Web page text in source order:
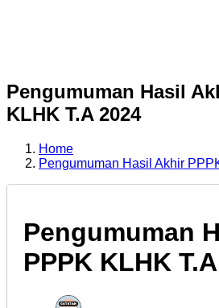
Pengumuman Hasil
KLHK T.A 2024
Home
Pengumuman Hasil Akhir
Pengumuman
PPPK KLHK